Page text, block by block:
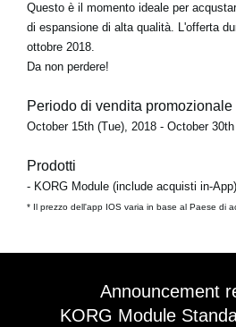
Questo è il momento ideale per
di espansione di alta qualità. L'offerta
ottobre 2018.
Da non perdere!
Periodo di vendita promozionale
October 15th (Tue), 2018 - October
Prodotti
- KORG Module (include acquisti in-App)
* Il prezzo dell'app IOS varia in base al Paese di
Announcement
KORG Module